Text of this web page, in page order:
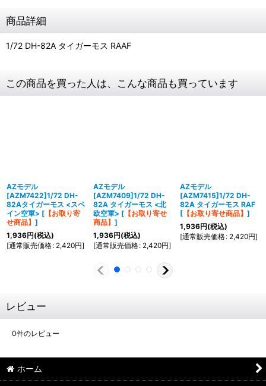
商品詳細
1/72 DH-82A タイガーモス RAAF
この商品を買った人は、こんな商品も買っています
AZモデル
[AZM7422]1/72 DH-
82Aタイガーモス <スペ
イン空軍> [ 【お取り寄
せ商品】 ]
1,936円(税込)
[通常販売価格: 2,420円]
AZモデル
[AZM7409]1/72 DH-
82A タイガーモス <北
欧空軍> [ 【お取り寄せ
商品】 ]
1,936円(税込)
[通常販売価格: 2,420円]
AZモデル
[AZM7415]1/72 DH-
82A タイガーモス RAF
[ 【お取り寄せ商品】 ]
1,936円(税込)
[通常販売価格: 2,420円]
レビュー
0件のレビュー
ホーム